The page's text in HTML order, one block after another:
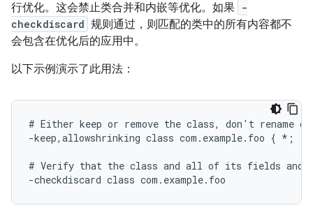
行优化。这会禁止类合并和内嵌等优化。如果 -
checkdiscard 规则通过，则匹配的类中的所有内容都不
会包含在优化后的应用中。
以下示例演示了此用法：
# Either keep or remove the class, don't rename
-keep,allowshrinking class com.example.foo { *; }
# Verify that the class and all of its fields and